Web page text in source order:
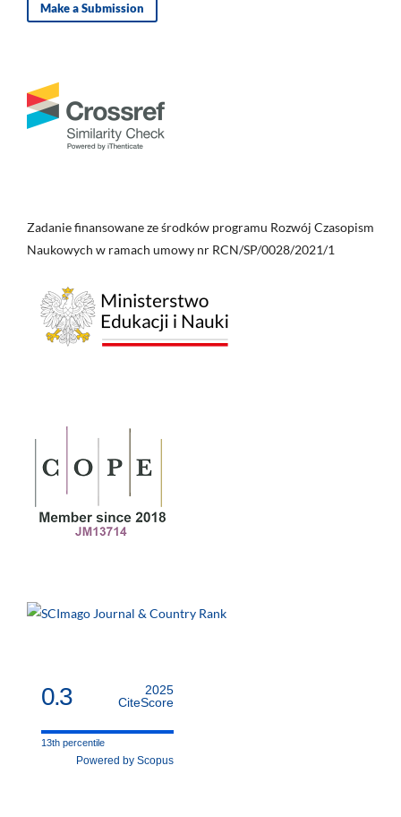
Make a Submission
Zadanie finansowane ze środków programu Rozwój Czasopism
Naukowych w ramach umowy nr RCN/SP/0028/2021/1
0.3
2025
CiteScore
13th percentile
Powered by Scopus